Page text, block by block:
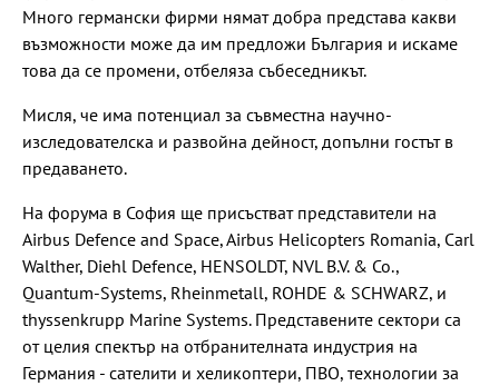
Много германски фирми нямат добра представа какви
възможности може да им предложи България и искаме
това да се промени, отбеляза събеседникът.
Мисля, че има потенциал за съвместна научно-
изследователска и развойна дейност, допълни гостът в
предаването.
На форума в София ще присъстват представители на
Airbus Defence and Space, Airbus Helicopters Romania, Carl
Walther, Diehl Defence, HENSOLDT, NVL B.V. & Co.,
Quantum-Systems, Rheinmetall, ROHDE & SCHWARZ, и
thyssenkrupp Marine Systems. Представените сектори са
от целия спектър на отбранителната индустрия на
Германия - сателити и хеликоптери, ПВО, технологии за